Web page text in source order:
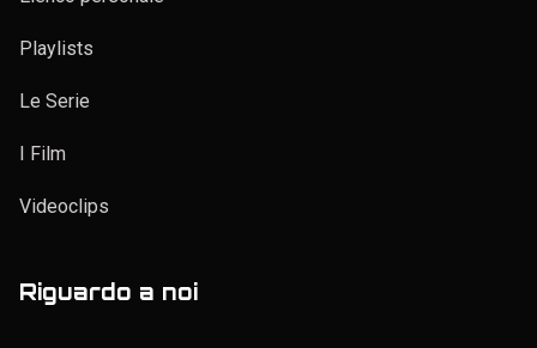
Playlists
Le Serie
I Film
Videoclips
Riguardo a noi